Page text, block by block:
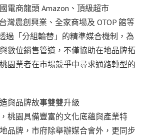
電商龍頭 Amazon、頂級超市
灣農創興業、全家商場及 OTOP 館等
過「分組輪替」的精準媒合機制，為
數位銷售管道，不僅協助在地品牌拓
園業者在市場競爭中尋求通路轉型的
與品牌故事雙雙升級
桃園具備豐富的文化底蘊與產業特
品牌，市府除舉辦媒合會外，更同步